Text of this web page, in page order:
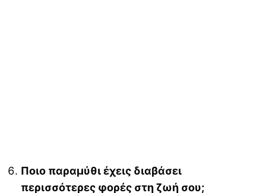
Ποιο παραμύθι έχεις διαβάσει
περισσότερες φορές στη ζωή σου;